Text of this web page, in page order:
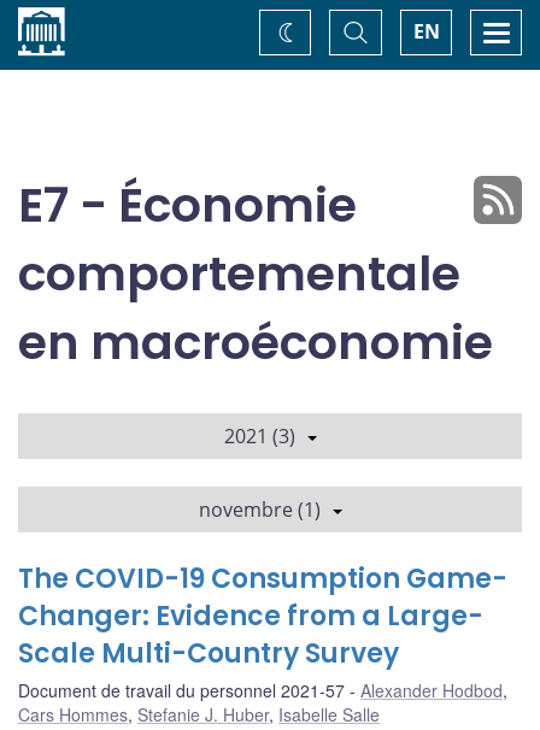
Accueil EN
Basculer
la
recherche
Changez
de
E7 - Économie
comportementale
en macroéconomie
2021 (3)
novembre (1)
The COVID-19 Consumption Game-
Changer: Evidence from a Large-
Scale Multi-Country Survey
Document de travail du personnel 2021-57 Alexander Hodbod,
Cars Hommes, Stefanie J. Huber, Isabelle Salle